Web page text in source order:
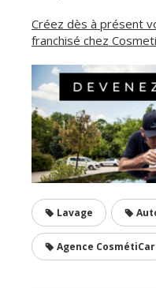
Créez dès à présent
franchisé chez
Lavage
Agence CosmétiCar